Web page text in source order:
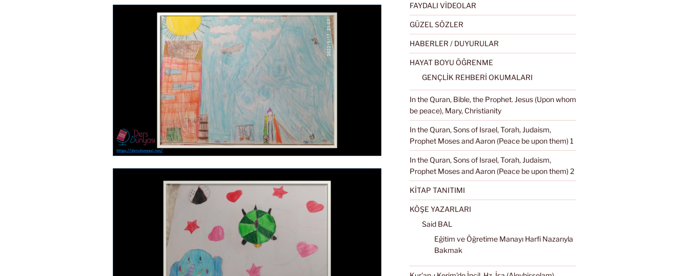
FAYDALI VİDEOLAR
GÜZEL SÖZLER
HABERLER / DUYURULAR
HAYAT BOYU ÖĞRENME
GENÇLİK REHBERİ OKUMALARI
In the Quran, Bible, the Prophet. Jesus (Upon whom
be peace), Mary, Christianity
In the Quran, Sons of Israel, Torah, Judaism,
Prophet Moses and Aaron (Peace be upon them) 1
In the Quran, Sons of Israel, Torah, Judaism,
Prophet Moses and Aaron (Peace be upon them) 2
KİTAP TANITIMI
KÖŞE YAZARLARI
Said BAL
Eğitim ve Öğretime Manayı Harfi Nazarıyla
Bakmak